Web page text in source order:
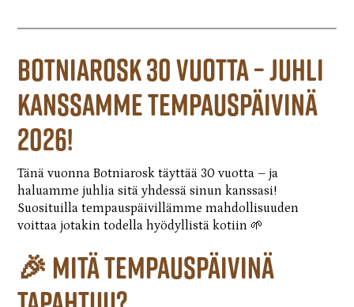
Botniarosk 30 vuotta – juhli
kanssamme tempauspäivinä
2026!
Tänä vuonna Botniarosk täyttää 30 vuotta – ja
haluamme juhlia sitä yhdessä sinun kanssasi!
Suosituilla tempauspäivillämme mahdollisuuden
voittaa jotakin todella hyödyllistä kotiin 🌱
🎉 Mitä tempauspäivinä